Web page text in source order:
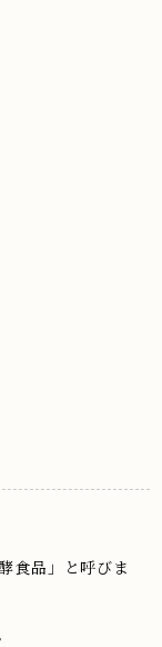
食品」と呼びま